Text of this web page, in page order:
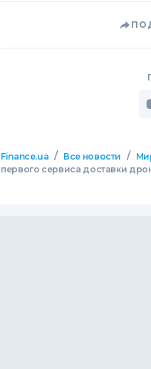
Finance.ua / Все новости /
первого сервиса доставки